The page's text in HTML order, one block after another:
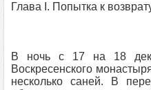
Глава I. Попытка к
В ночь с 17 на 18
Воскресенского
несколько саней. В